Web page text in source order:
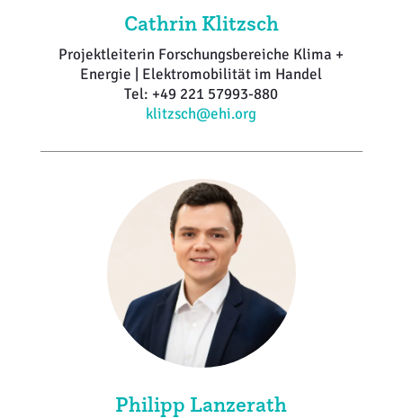
Cathrin Klitzsch
Projektleiterin Forschungsbereiche Klima +
Energie | Elektromobilität im Handel
Tel: +49 221 57993-880
klitzsch@ehi.org
Philipp Lanzerath